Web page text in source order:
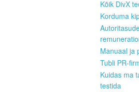
Kõik DivX
Korduma
Manuaal ja
Tubli PR-
Kuidas ma
testida